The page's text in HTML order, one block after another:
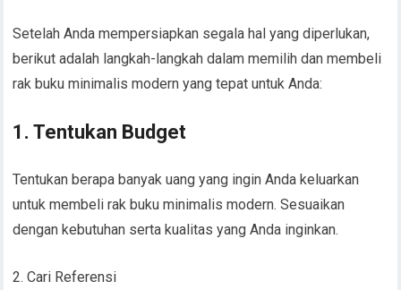
Setelah Anda mempersiapkan segala hal yang diperlukan,
berikut adalah langkah-langkah dalam memilih dan membeli
rak buku minimalis modern yang tepat untuk Anda:
1. Tentukan Budget
Tentukan berapa banyak uang yang ingin Anda keluarkan
untuk membeli rak buku minimalis modern. Sesuaikan
dengan kebutuhan serta kualitas yang Anda inginkan.
2. Cari Referensi